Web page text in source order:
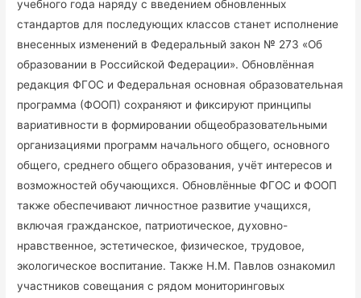
учебного года наряду с введением обновленных
стандартов для последующих классов станет исполнение
внесенных изменений в Федеральный закон № 273 «Об
образовании в Российской Федерации». Обновлённая
редакция ФГОС и Федеральная основная образовательная
программа (ФООП) сохраняют и фиксируют принципы
вариативности в формировании общеобразовательными
организациями программ начального общего, основного
общего, среднего общего образования, учёт интересов и
возможностей обучающихся. Обновлённые ФГОС и ФООП
также обеспечивают личностное развитие учащихся,
включая гражданское, патриотическое, духовно-
нравственное, эстетическое, физическое, трудовое,
экологическое воспитание. Также Н.М. Павлов ознакомил
участников совещания с рядом мониторинговых